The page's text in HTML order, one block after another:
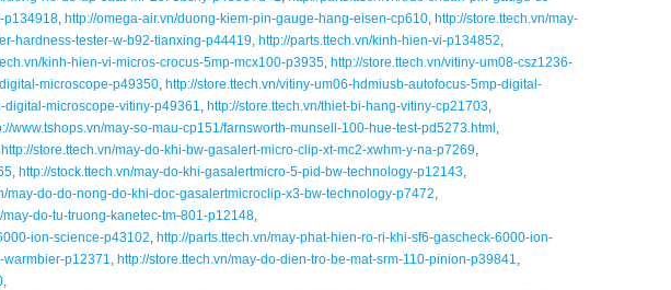
p134918, http://omega-air.vn/duong-kiem-pin-gauge-hang-eisen-cp610, http://store.ttech.vn/may-
hardness-tester-w-b92-tianxing-p44419, http://parts.ttech.vn/kinh-hien-vi-p134852,
kinh-hien-vi-micros-crocus-5mp-mcx100-p3935, http://store.ttech.vn/vitiny-um08-csz1236-
microscope-p49350, http://store.ttech.vn/vitiny-um06-hdmiusb-autofocus-5mp-digital-
digital-microscope-vitiny-p49361, http://store.ttech.vn/thiet-bi-hang-vitiny-cp21703,
www.tshops.vn/may-so-mau-cp151/farnsworth-munsell-100-hue-test-pd5273.html ,
http://store.ttech.vn/may-do-khi-bw-gasalert-micro-clip-xt-mc2-xwhm-y-na-p7269,
, http://stock.ttech.vn/may-do-khi-gasalertmicro-5-pid-bw-technology-p12143,
may-do-do-nong-do-khi-doc-gasalertmicroclip-x3-bw-technology-p7472,
may-do-tu-truong-kanetec-tm-801-p12148,
ion-science-p43102, http://parts.ttech.vn/may-phat-hien-ro-ri-khi-sf6-gascheck-6000-ion-
warmbier-p12371, http://store.ttech.vn/may-do-dien-tro-be-mat-srm-110-pinion-p39841,
,